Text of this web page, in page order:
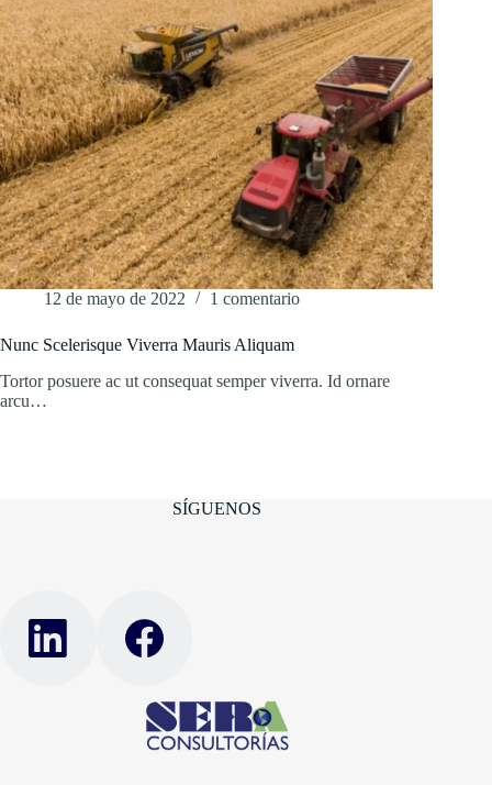
12 de mayo de 2022 1 comentario
Nunc Scelerisque Viverra Mauris Aliquam
Tortor posuere ac ut consequat semper viverra. Id ornare
arcu…
SÍGUENOS